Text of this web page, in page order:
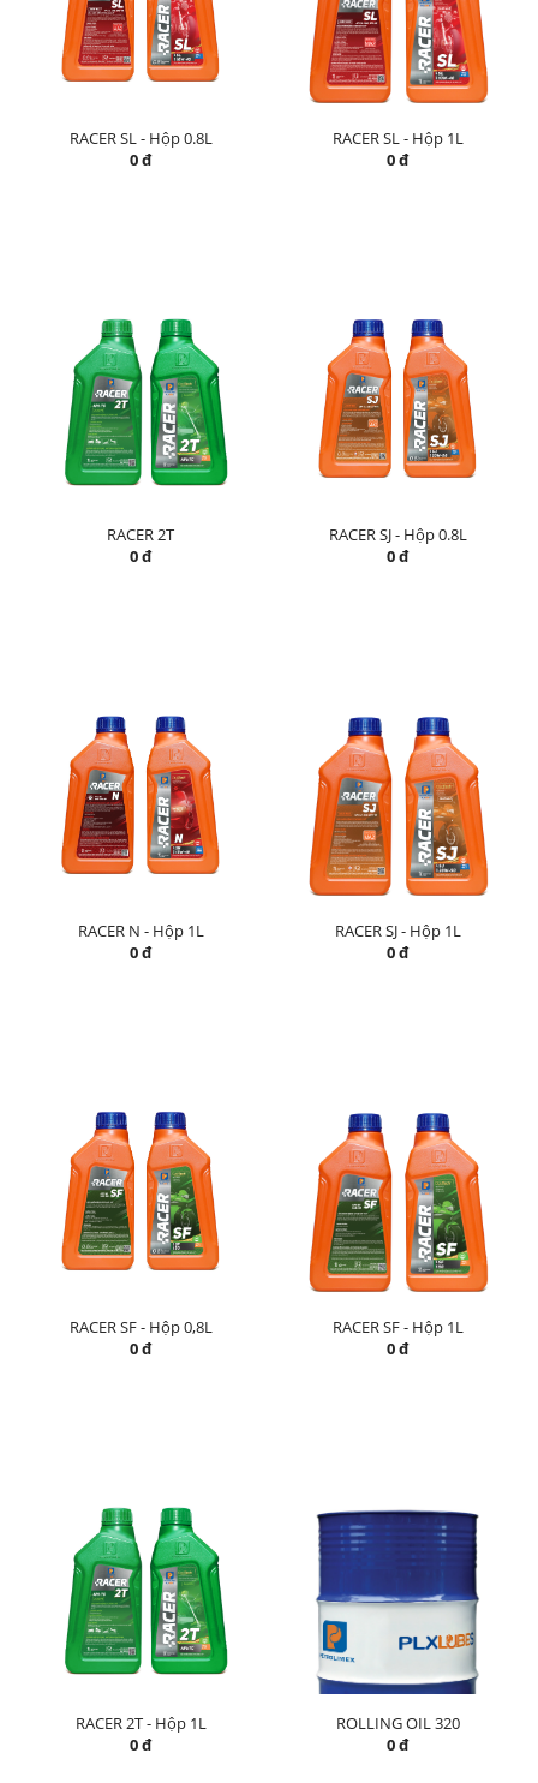
RACER SL - Hộp 0.8L
0 đ
RACER SL - Hộp 1L
0 đ
RACER 2T
0 đ
RACER SJ - Hộp 0.8L
0 đ
RACER N - Hộp 1L
0 đ
RACER SJ - Hộp 1L
0 đ
RACER SF - Hộp 0,8L
0 đ
RACER SF - Hộp 1L
0 đ
RACER 2T - Hộp 1L
0 đ
ROLLING OIL 320
0 đ